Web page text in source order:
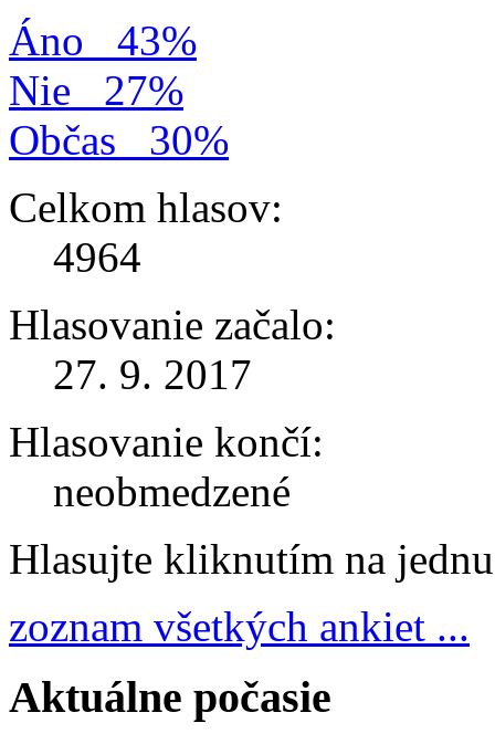
Áno
43%
Nie
27%
Občas
30%
Celkom hlasov:
4964
Hlasovanie začalo:
27. 9. 2017
Hlasovanie končí:
neobmedzené
Hlasujte kliknutím na
zoznam všetkých ankiet ...
Aktuálne počasie